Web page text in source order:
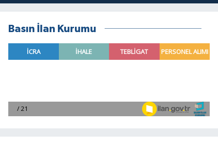
Basın İlan Kurumu